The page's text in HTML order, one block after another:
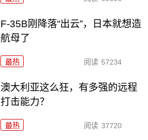
F-35B刚降落“出云”，日本就想造
航母了
最热 阅读 57234
澳大利亚这么狂，有多强的远程
打击能力？
最热 阅读 37720